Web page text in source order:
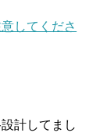
してくださ
計してまし